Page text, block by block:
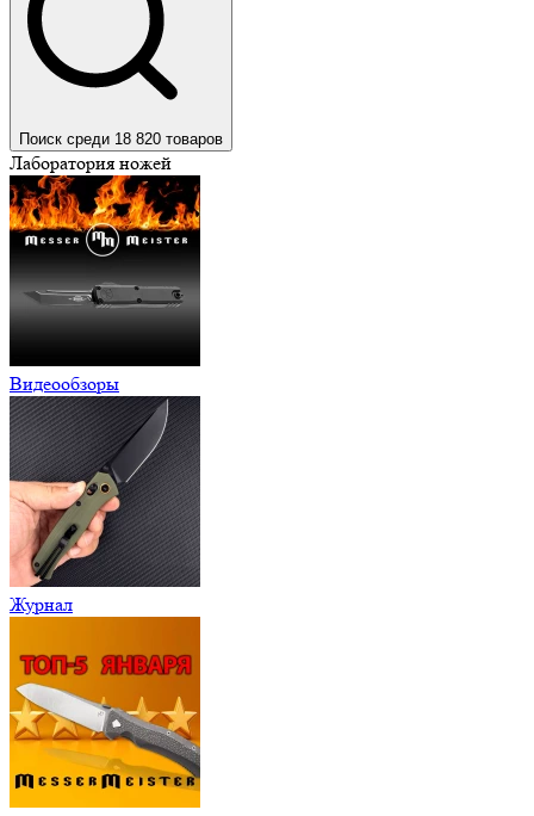
Поиск среди 18 820 товаров
Лаборатория ножей
Видеообзоры
Журнал